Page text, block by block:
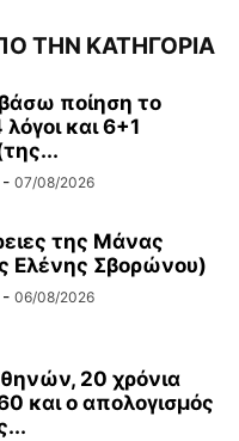
ΤΗΝ ΚΑΤΗΓΟΡΙΑ
ποίηση το
και 6+1
- 07/08/2026
της Μάνας
Ελένης Σβορώνου)
- 06/08/2026
20 χρόνια
και ο απολογισμός